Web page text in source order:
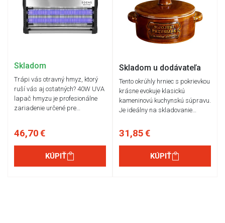
Skladom
Trápi vás otravný hmyz, ktorý
ruší vás aj ostatných? 40W UVA
lapač hmyzu je profesionálne
zariadenie určené pre…
46,70 €
KÚPIŤ
Skladom u dodávateľa
Tento okrúhly hrniec s pokrievkou
krásne evokuje klasickú
kameninovú kuchynskú súpravu.
Je ideálny na skladovanie…
31,85 €
KÚPIŤ